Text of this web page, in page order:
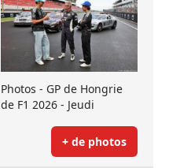
Photos - GP de Hongrie
de F1 2026 - Jeudi
+ de photos